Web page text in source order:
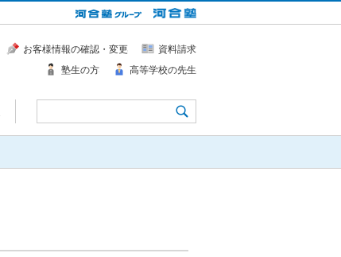
お客様情報の確認・変更
資料請求
塾生の方
高等学校の先生